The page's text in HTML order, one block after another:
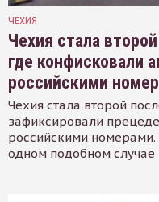
ЧЕХИЯ
Чехия стала
где конфисковали
российскими
Чехия стала второй
зафиксировали
российскими
одном подобном случае